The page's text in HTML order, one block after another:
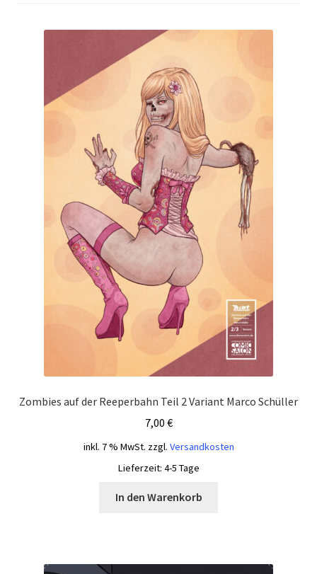
Zombies auf der Reeperbahn Teil 2 Variant Marco Schüller
7,00 €
inkl. 7 % MwSt. zzgl. Versandkosten
Lieferzeit: 4-5 Tage
In den Warenkorb